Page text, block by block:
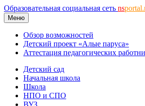
Образовательная социальная сеть ns
Меню
Обзор возможностей
Детский проект «Алые паруса»
Аттестация педагогических
Детский сад
Начальная школа
Школа
НПО и СПО
ВУЗ